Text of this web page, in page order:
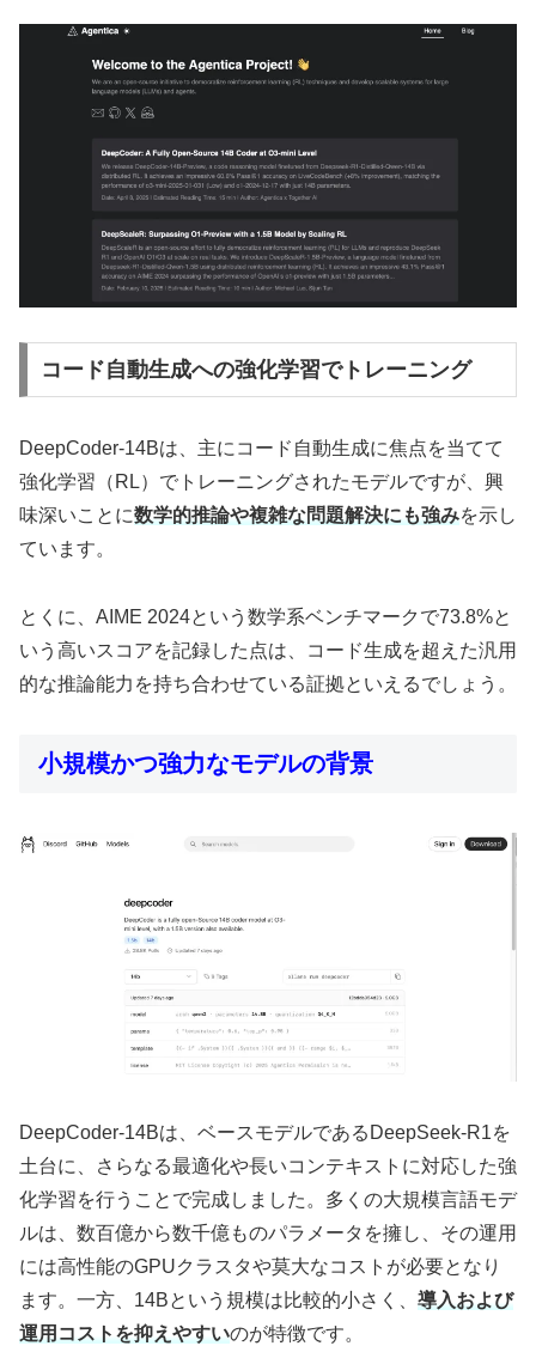
コード自動生成への強化学習でトレーニング
DeepCoder-14Bは、主にコード自動生成に焦点を当てて
強化学習（RL）でトレーニングされたモデルですが、興
味深いことに数学的推論や複雑な問題解決にも強みを示し
ています。
とくに、AIME 2024という数学系ベンチマークで73.8%と
いう高いスコアを記録した点は、コード生成を超えた汎用
的な推論能力を持ち合わせている証拠といえるでしょう。
小規模かつ強力なモデルの背景
DeepCoder-14Bは、ベースモデルであるDeepSeek-R1を
土台に、さらなる最適化や長いコンテキストに対応した強
化学習を行うことで完成しました。多くの大規模言語モデ
ルは、数百億から数千億ものパラメータを擁し、その運用
には高性能のGPUクラスタや莫大なコストが必要となり
ます。一方、14Bという規模は比較的小さく、 導入および
運用コストを抑えやすいのが特徴です。